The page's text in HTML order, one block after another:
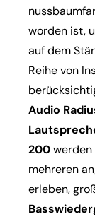
worden ist,
auf dem
Reihe von
Audio
200werden
mehreren
erleben,